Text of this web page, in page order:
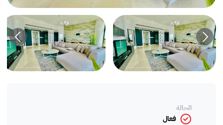
الحالة
فعال